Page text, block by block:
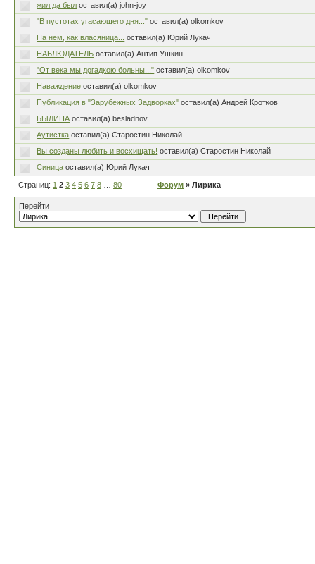
жил да был оставил(а) john-joy
"В пустотах угасающего дня..." оставил(а) olkomkov
На нем, как власяница...
оставил(а) Юрий Лукач
НАБЛЮДАТЕЛЬ оставил(а) Антип Ушкин
"От века мы догадкою больны..." оставил(а) olkomkov
Наваждение оставил(а) olkomkov
Публикация в "Зарубежных Задворках" оставил(а) Андрей Кротков
БЫЛИНА оставил(а) besladnov
Аутистка оставил(а) Старостин Николай
Вы созданы любить и восхищать! оставил(а) Старостин Николай
Синица оставил(а) Юрий Лукач
Страниц: 1 2 3 4 5 6 7 8 80 Форум » Лирика
Перейти